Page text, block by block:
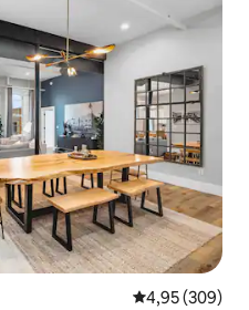
4,95 de uma
4,95 (309)